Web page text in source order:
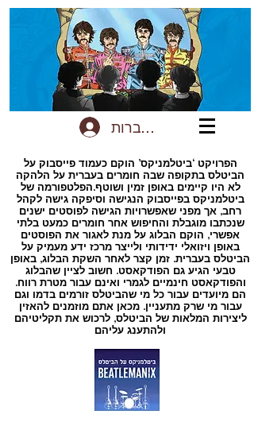
להתחברות
הפרויקט ‘ביטלמניקס’ הוקם כעמוד פייסבוק על
הביטלס בתקופה שבה חומרים בעברית על הלהקה
לא היו קיימים באופן זמין ושוטף.הפלטפורמה של
ביטלמניקס בפייסבוק הנגישה וסיפקה גישה לקהל
רחב, אך מפני שאפשרויות הגישה לפוסטים ישנים
שנכתבו מוגבלת והחיפוש אחר חומרים כמעט בלתי
אפשרי, הוקם הבלוג על מנת לאגור את הפוסטים
באופן ויזואלי ידידותי ולייצר מרכז ידע מעמיק על
הביטלס בעברית. זמן קצר לאחר השקת הבלוג, באופן
טבעי הגיע גם הפודקאסט. חשוב לציין שהבלוג
והפודקאסט חינמיים לגמרי ואינם עבור מטרת רווח.
הם מיועדים עבור כל מי שהביטלס זורמים בדמו וגם
עבור מי שרק מתעניין. מכאן אתם מוזמנים להאזין
ליצירות המלאות של הביטלס, לרכוש את תקליטיהם
ולהתענג עליהם